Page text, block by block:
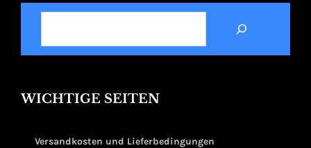
SUCHEN
WICHTIGE SEITEN
Versandkosten und Lieferbedingungen